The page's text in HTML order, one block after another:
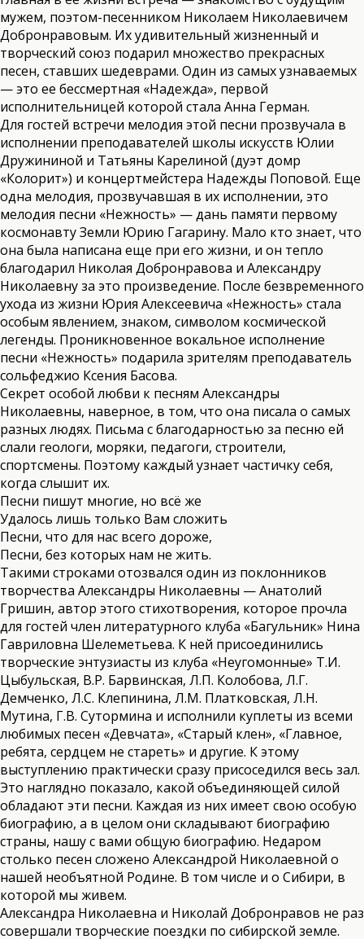
мужем, поэтом-песенником Николаем Николаевичем
Добронравовым. Их удивительный жизненный и
творческий союз подарил множество прекрасных
песен, ставших шедеврами. Один из самых узнаваемых
— это ее бессмертная «Надежда», первой
исполнительницей которой стала Анна Герман.
Для гостей встречи мелодия этой песни прозвучала в
исполнении преподавателей школы искусств Юлии
Дружининой и Татьяны Карелиной (дуэт домр
«Колорит») и концертмейстера Надежды Поповой. Еще
одна мелодия, прозвучавшая в их исполнении, это
мелодия песни «Нежность» — дань памяти первому
космонавту Земли Юрию Гагарину. Мало кто знает, что
она была написана еще при его жизни, и он тепло
благодарил Николая Добронравова и Александру
Николаевну за это произведение. После безвременного
ухода из жизни Юрия Алексеевича «Нежность» стала
особым явлением, знаком, символом космической
легенды. Проникновенное вокальное исполнение
песни «Нежность» подарила зрителям преподаватель
сольфеджио Ксения Басова.
Секрет особой любви к песням Александры
Николаевны, наверное, в том, что она писала о самых
разных людях. Письма с благодарностью за песню ей
слали геологи, моряки, педагоги, строители,
спортсмены. Поэтому каждый узнает частичку себя,
когда слышит их.
Песни пишут многие, но всё же
Удалось лишь только Вам сложить
Песни, что для нас всего дороже,
Песни, без которых нам не жить.
Такими строками отозвался один из поклонников
творчества Александры Николаевны — Анатолий
Гришин, автор этого стихотворения, которое прочла
для гостей член литературного клуба «Багульник» Нина
Гавриловна Шелеметьева. К ней присоединились
творческие энтузиасты из клуба «Неугомонные» Т.И.
Цыбульская, В.Р. Барвинская, Л.П. Колобова, Л.Г.
Демченко, Л.С. Клепинина, Л.М. Платковская, Л.Н.
Мутина, Г.В. Сутормина и исполнили куплеты из всеми
любимых песен «Девчата», «Старый клен», «Главное,
ребята, сердцем не стареть» и другие. К этому
выступлению практически сразу присоседился весь зал.
Это наглядно показало, какой объединяющей силой
обладают эти песни. Каждая из них имеет свою особую
биографию, а в целом они складывают биографию
страны, нашу с вами общую биографию. Недаром
столько песен сложено Александрой Николаевной о
нашей необъятной Родине. В том числе и о Сибири, в
которой мы живем.
Александра Николаевна и Николай Добронравов не раз
совершали творческие поездки по сибирской земле.